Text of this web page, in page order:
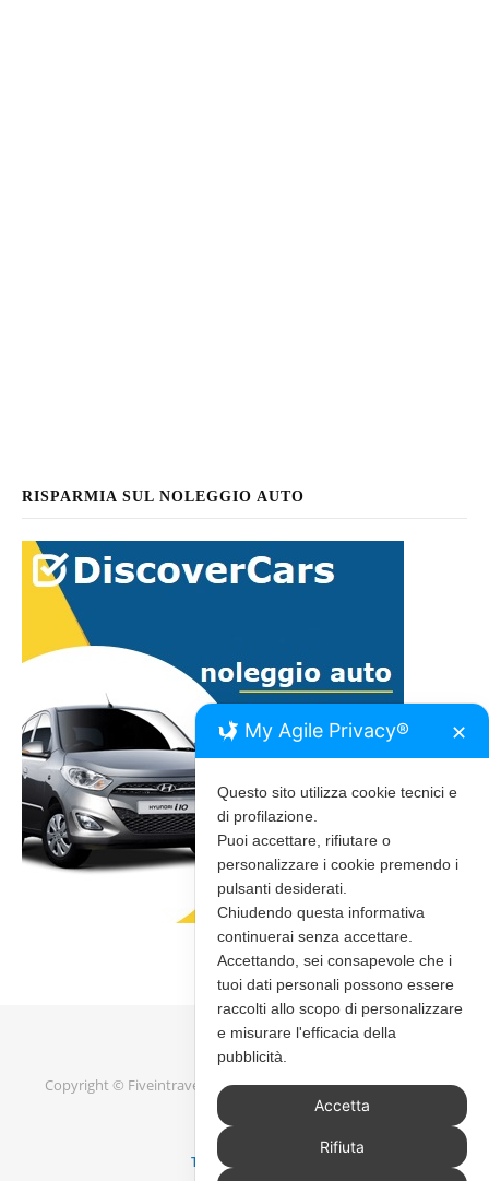
RISPARMIA SUL NOLEGGIO AUTO
Copyright © Fiveintravel 2020 - 2026 |Bard Tema diWP Royal.
TORNA IN ALTO
My Agile Privacy® ✕
Questo sito utilizza cookie tecnici e
di profilazione.
Puoi accettare, rifiutare o
personalizzare i cookie premendo i
pulsanti desiderati.
Chiudendo questa informativa
continuerai senza accettare.
Accettando, sei consapevole che i
tuoi dati personali possono essere
raccolti allo scopo di personalizzare
e misurare l'efficacia della
pubblicità.
Accetta
Rifiuta